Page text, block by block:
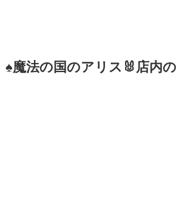
♠魔法の国のアリス🐰店内